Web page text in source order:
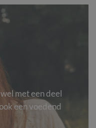
met een deel
een voedend